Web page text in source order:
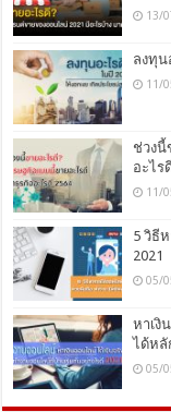
13/
ลงทุน
11/
ช่วงนี้
อะไร
11/
5 วิธี
2021
05/
หาเงิ
ได้ห
05/